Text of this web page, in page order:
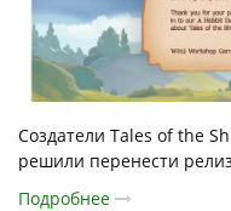
Создатели Tales of the
решили перенести
Подробнее